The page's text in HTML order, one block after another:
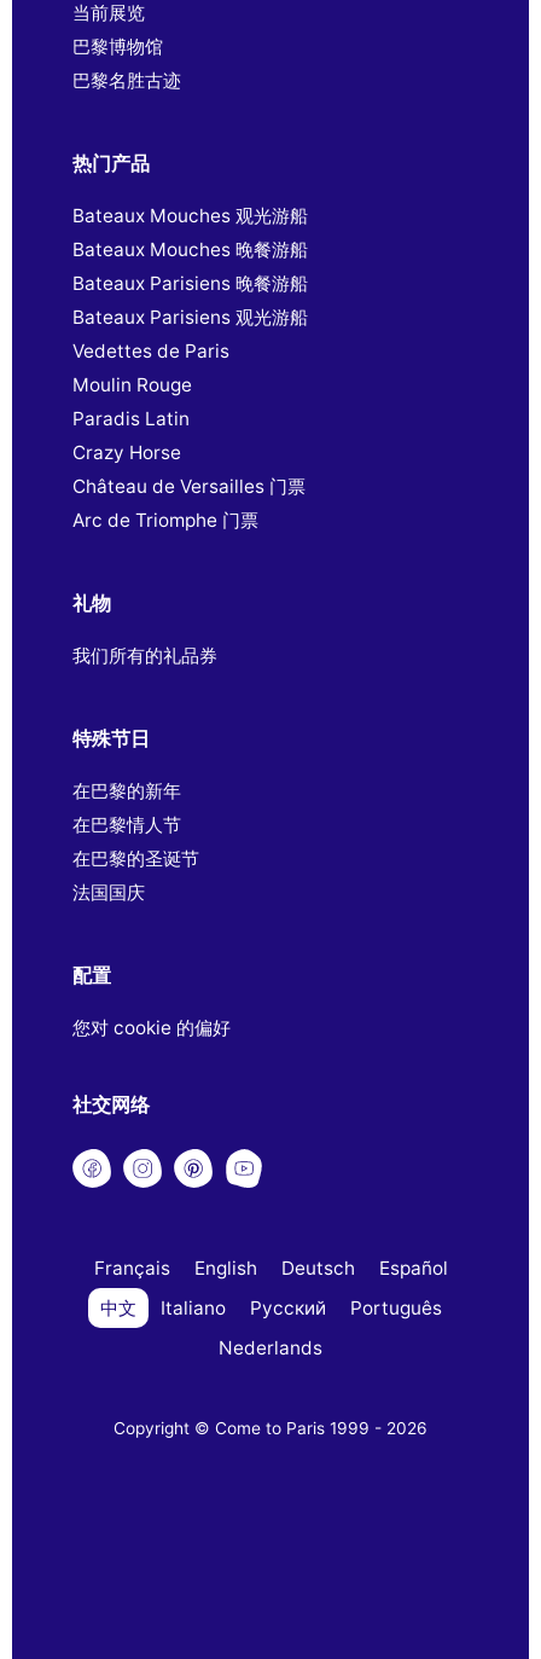
当前展览
巴黎博物馆
巴黎名胜古迹
热门产品
Bateaux Mouches 观光游船
Bateaux Mouches 晚餐游船
Bateaux Parisiens 晚餐游船
Bateaux Parisiens 观光游船
Vedettes de Paris
Moulin Rouge
Paradis Latin
Crazy Horse
Château de Versailles 门票
Arc de Triomphe 门票
礼物
我们所有的礼品券
特殊节日
在巴黎的新年
在巴黎情人节
在巴黎的圣诞节
法国国庆
配置
您对 cookie 的偏好
社交网络
Français English Deutsch
Español
中文
Italiano Русский
Português
Nederlands
Copyright © Come to Paris 1999 - 2026